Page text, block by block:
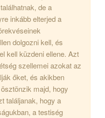
de a
inkább elterjed a
dolgozni kell, és
kell küzdeni ellene. Azt
szellemei azokat az
őket, és akikben
majd, hogy
találjanak, hogy a
a testiség